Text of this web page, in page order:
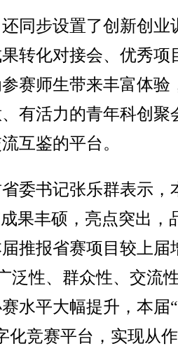
步设置了创新创业
转化对接会、优秀项
赛师生带来丰富体验
有活力的青年科创聚
互鉴的平台。
书记张乐群表示，
果丰硕，亮点突出，
推报省赛项目较上届
泛性、群众性、交流
水平大幅提升，本届
化竞赛平台，实现从